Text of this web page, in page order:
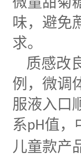
味，避免
求。
质感改
例，微调
服液入口
系pH值，
儿童款产